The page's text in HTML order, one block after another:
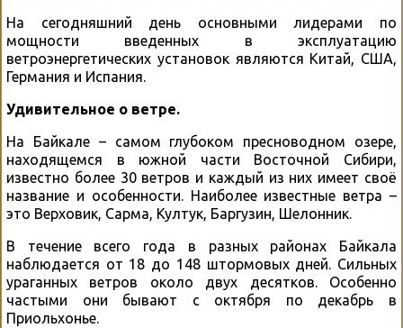
На сегодняшний день основными лидерами по
мощности введенных в эксплуатацию
ветроэнергетических установок являются Китай, США,
Германия и Испания.
Удивительное о ветре.
На Байкале – самом глубоком пресноводном озере,
находящемся в южной части Восточной Сибири,
известно более 30 ветров и каждый из них имеет своё
название и особенности. Наиболее известные ветра –
это Верховик, Сарма, Култук, Баргузин, Шелонник.
В течение всего года в разных районах Байкала
наблюдается от 18 до 148 штормовых дней. Сильных
ураганных ветров около двух десятков. Особенно
частыми они бывают с октября по декабрь в
Приольхонье.